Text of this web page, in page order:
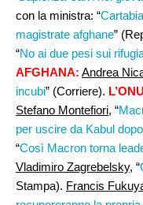
con la ministra: “
magistrate afghane”
“No ai due pesi sui
AFGHANA: Andrea
incubi” (Corriere).
Stefano Montefiori, “
per uscire da Kabul
“Così Macron torna
Vladimiro Zagrebelsky, “
Stampa). Francis